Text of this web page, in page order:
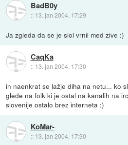
BadB0y
:: 13. jan 2004, 17:29
Ja zgleda da se je siol vrnil med zive :)
CaqKa
:: 13. jan 2004, 17:30
in naenkrat se lažje diha na netu... ko
glede na folk ki je ostal na kanalih na
slovenije ostalo brez interneta :)
KoMar-
:: 13. jan 2004, 17:30